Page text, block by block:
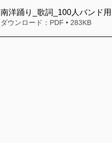
南洋踊り_歌詞_100人バンド用
ダウンロード：PDF • 283KB